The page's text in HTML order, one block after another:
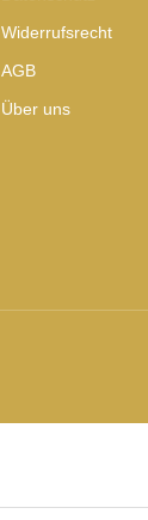
Widerrufsrecht
AGB
Über uns